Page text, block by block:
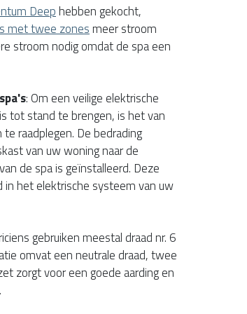
Deephebben gekocht,
met twee zonesmeer stroom
stroom nodig omdat de spa een
: Om een veilige elektrische
tot stand te brengen, is het van
raadplegen. De bedrading
van uw woning naar de
de spa is geïnstalleerd. Deze
het elektrische systeem van uw
gebruiken meestal draad nr. 6
omvat een neutrale draad, twee
zorgt voor een goede aarding en